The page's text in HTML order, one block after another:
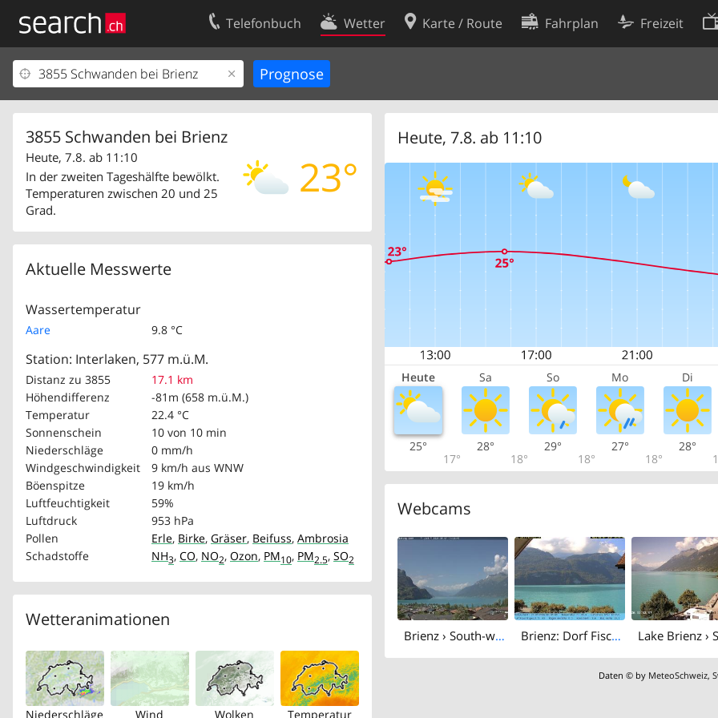
Telefonbuch Wetter Karte / Route Fahrplan Freizeit
3855 Schwanden bei Brienz
23°
Heute, 7.8. ab 11:10
In der zweiten Tageshälfte bewölkt.
Temperaturen zwischen 20 und 25
Grad.
Aktuelle Messwerte
Wassertemperatur
Aare 9.8 °C
Station: Interlaken, 577 m.ü.M.
Distanz zu 3855
17.1 km
Höhendifferenz
-81m (658 m.ü.M.)
Temperatur
22.4 °C
Sonnenschein
10 von 10 min
Niederschläge
0 mm/h
Windgeschwindigkeit
9 km/h aus WNW
Böenspitze
19 km/h
Luftfeuchtigkeit
59%
Luftdruck
953 hPa
Pollen
Erle, Birke, Gräser, Beifuss, Ambrosia
Schadstoffe
NH3, CO, NO2, Ozon, PM10, PM2.5, SO2
Wetteranimationen
Niederschläge Wind Wolken Temperatur
Heute, 7.8. ab 11:10
Heute Sa So Mo Di
25°
17°
28°
18°
29°
18°
27°
18°
28°
Webcams
Brienz › South-west: MPC-Gusset computing GmbH Brienz: Dorf Fischerbrunnenplatz
Daten © by MeteoSchweiz,
Ihr Eintrag
Kundencenter Geschäftskunden
Kontakt
Nutzungsbedingungen
Cookie-Einstellungen